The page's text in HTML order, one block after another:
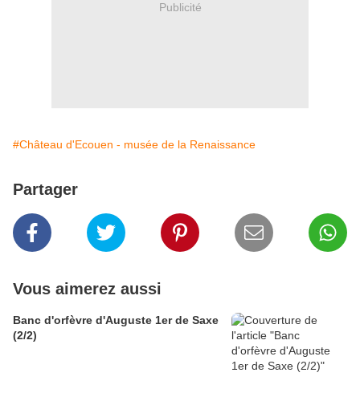
Publicité
#Château d'Ecouen - musée de la Renaissance
Partager
Vous aimerez aussi
Banc d'orfèvre d'Auguste 1er de Saxe
(2/2)